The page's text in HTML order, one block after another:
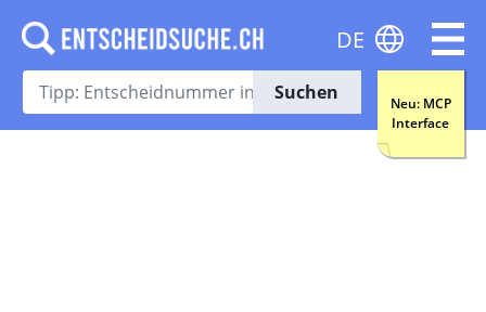
Suchen
Neu: MCP
Interface
DE